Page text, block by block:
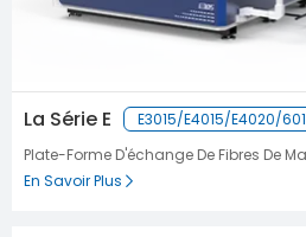
La Série E
E3015/E4015/E4020/
Plate-Forme D'échange De Fibres De
En Savoir Plus